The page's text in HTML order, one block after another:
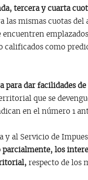
tercera y cuarta
las mismas cuotas del
como
para dar facilidades de
que se
en el número 1
y al Servicio de
los
respecto de los